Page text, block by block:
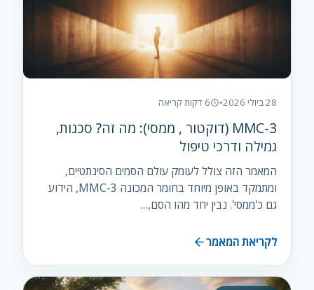
28 ביולי 2026 • 6 דקות קריאה
3-MMC (דוקטור , ממסי): מה זה? סכנות,
גמילה ודרכי טיפול
המאמר הזה צולל לעומק עולם הסמים הסינתטיים,
ומתמקד באופן מיוחד בחומר המכונה 3-MMC, הידוע
גם כ'ממסי'. נבין יחד מהו הסם,…
לקריאת המאמר